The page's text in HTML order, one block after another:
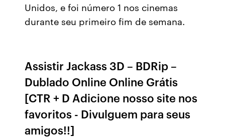
Unidos, e foi número 1 nos cinemas
durante seu primeiro fim de semana.
Assistir Jackass 3D – BDRip –
Dublado Online Online Grátis
[CTR + D Adicione nosso site nos
favoritos - Divulguem para seus
amigos!!]